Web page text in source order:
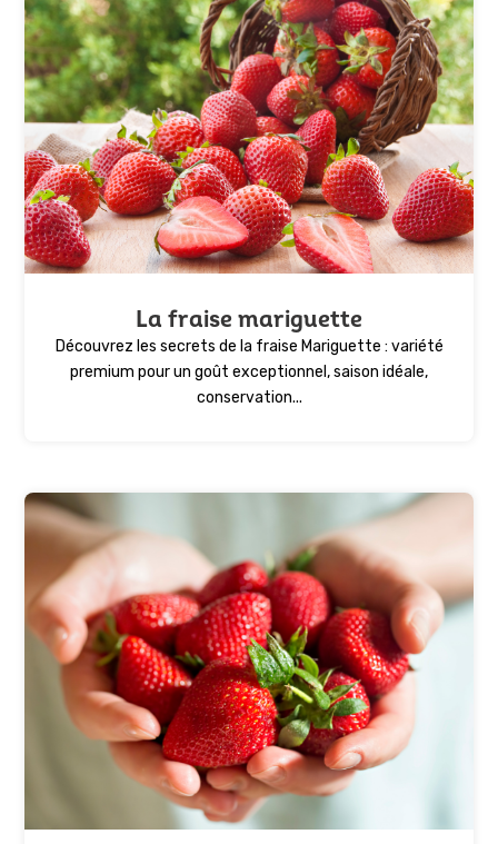
La fraise mariguette
Découvrez les secrets de la fraise Mariguette : variété
premium pour un goût exceptionnel, saison idéale,
conservation...